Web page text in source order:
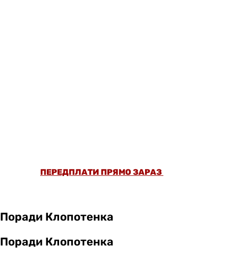
ПЕРЕДПЛАТИ ПРЯМО ЗАРАЗ
Поради Клопотенка
Поради Клопотенка